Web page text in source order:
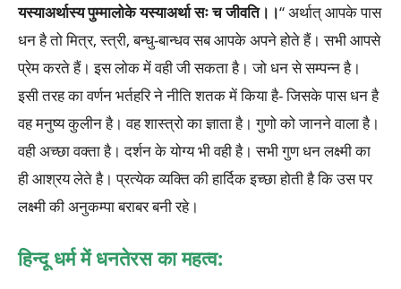
यस्याअर्थास्य पुम्मालोके यस्याअर्था सः च जीवति।।“ अर्थात् आपके पास
धन है तो मित्र, स्त्री, बन्धु-बान्धव सब आपके अपने होते हैं। सभी आपसे
प्रेम करते हैं। इस लोक में वही जी सकता है। जो धन से सम्पन्न है।
इसी तरह का वर्णन भर्तहरि ने नीति शतक में किया है- जिसके पास धन है
वह मनुष्य कुलीन है। वह शास्त्रो का ज्ञाता है। गुणो को जानने वाला है।
वही अच्छा वक्ता है। दर्शन के योग्य भी वही है। सभी गुण धन लक्ष्मी का
ही आश्रय लेते है। प्रत्येक व्यक्ति की हार्दिक इच्छा होती है कि उस पर
लक्ष्मी की अनुकम्पा बराबर बनी रहे।
हिन्दू धर्म में धनतेरस का महत्व: